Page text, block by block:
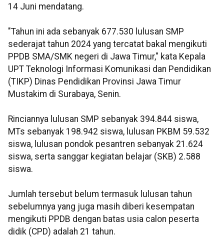
14 Juni mendatang.
"Tahun ini ada sebanyak 677.530 lulusan SMP
sederajat tahun 2024 yang tercatat bakal mengikuti
PPDB SMA/SMK negeri di Jawa Timur," kata Kepala
UPT Teknologi Informasi Komunikasi dan Pendidikan
(TIKP) Dinas Pendidikan Provinsi Jawa Timur
Mustakim di Surabaya, Senin.
Rinciannya lulusan SMP sebanyak 394.844 siswa,
MTs sebanyak 198.942 siswa, lulusan PKBM 59.532
siswa, lulusan pondok pesantren sebanyak 21.624
siswa, serta sanggar kegiatan belajar (SKB) 2.588
siswa.
Jumlah tersebut belum termasuk lulusan tahun
sebelumnya yang juga masih diberi kesempatan
mengikuti PPDB dengan batas usia calon peserta
didik (CPD) adalah 21 tahun.